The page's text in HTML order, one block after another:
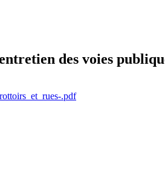
des voies
.pdf